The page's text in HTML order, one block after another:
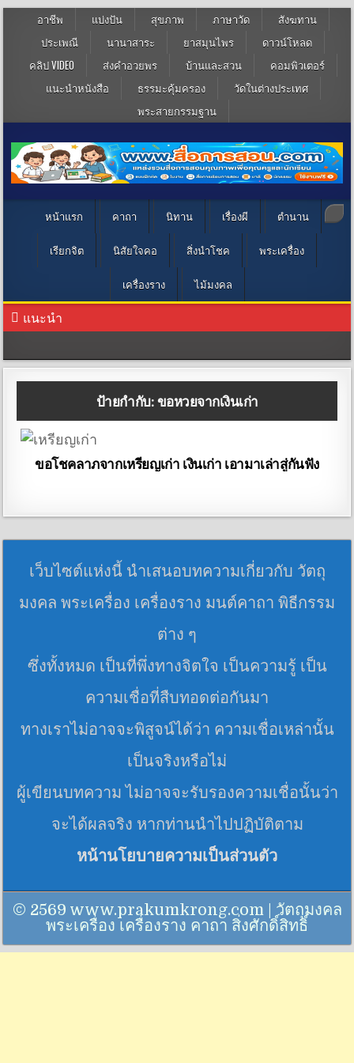
อาชีพ แบ่งปัน สุขภาพ ภาษาวัด
สังฆทาน
ประเพณี
นานาสาระ ยาสมุนไพร
ดาวน์โหลด
คลิป VIDEO
ส่งคำอวยพร บ้านและสวน
คอมพิวเตอร์
แนะนำหนังสือ
ธรรมะคุ้มครอง
วัดในต่างประเทศ
พระสายกรรมฐาน
หน้าแรก คาถา นิทาน เรื่องผี ตำนาน
เรียกจิต นิสัยใจคอ สิ่งนำโชค พระเครื่อง
เครื่องราง ไม้มงคล
แนะนำ
ป้ายกำกับ:ขอหวยจากเงินเก่า
ขอโชคลาภจากเหรียญเก่า เงินเก่า เอามาเล่าสู่กันฟัง
เว็บไซต์แห่งนี้ นำเสนอบทความเกี่ยวกับ วัตถุ
มงคล พระเครื่อง เครื่องราง มนต์คาถา พิธีกรรม
ต่าง ๆ
ซึ่งทั้งหมด เป็นที่พึ่งทางจิตใจ เป็นความรู้ เป็น
ความเชื่อที่สืบทอดต่อกันมา
ทางเราไม่อาจจะพิสูจน์ได้ว่า ความเชื่อเหล่านั้น
เป็นจริงหรือไม่
ผู้เขียนบทความ ไม่อาจจะรับรองความเชื่อนั้นว่า
จะได้ผลจริง หากท่านนำไปปฏิบัติตาม
หน้านโยบายความเป็นส่วนตัว
© 2569 www.prakumkrong.com | วัตถุมงคล
พระเครื่อง เครื่องราง คาถา สิ่งศักดิ์สิทธิ์